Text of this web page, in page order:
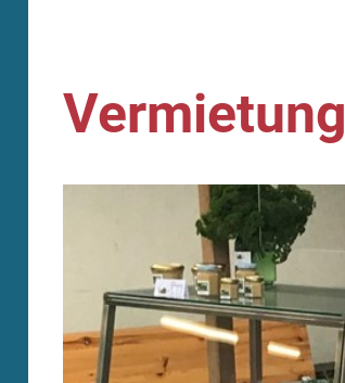
Vermietung